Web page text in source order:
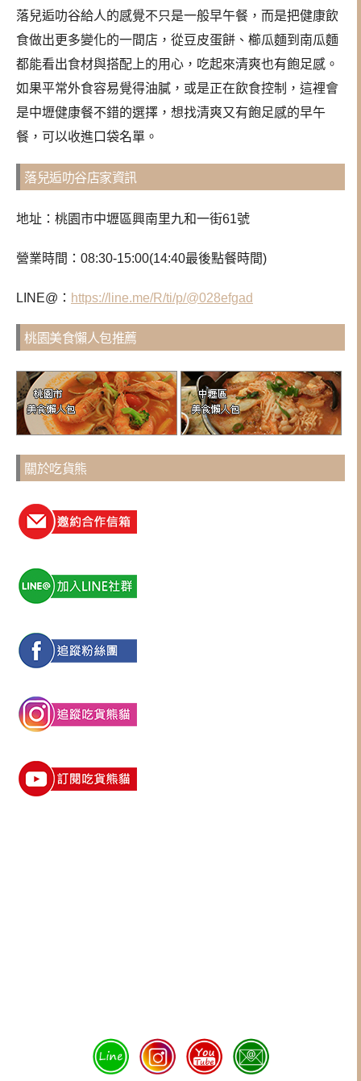
落兒逅叻谷給人的感覺不只是一般早午餐，而是把健康飲
食做出更多變化的一間店，從豆皮蛋餅、櫛瓜麵到南瓜麵
都能看出食材與搭配上的用心，吃起來清爽也有飽足感。
如果平常外食容易覺得油膩，或是正在飲食控制，這裡會
是中壢健康餐不錯的選擇，想找清爽又有飽足感的早午
餐，可以收進口袋名單。
落兒逅叻谷店家資訊
地址：桃園市中壢區興南里九和一街61號
營業時間：08:30-15:00(14:40最後點餐時間)
LINE@： https://line.me/R/ti/p/@028efgad
桃園美食懶人包推薦
關於吃貨熊